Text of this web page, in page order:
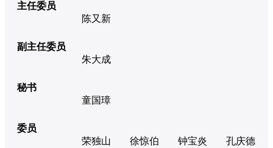
主任委员
陈又新
副主任委员
朱大成
秘书
童国璋
委员
荣独山
徐惊伯 钟宝炎
孔庆德